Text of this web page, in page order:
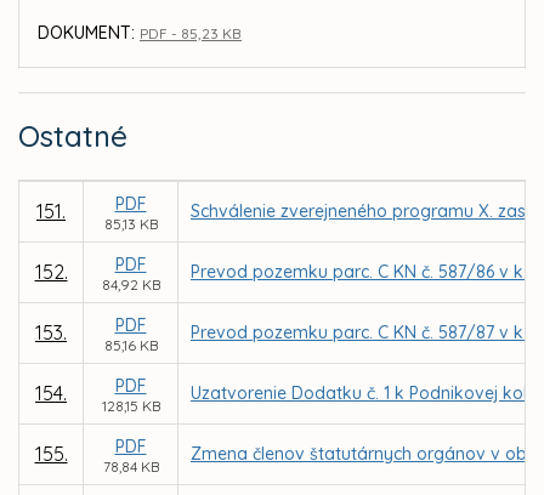
DOKUMENT: PDF - 85,23 KB
Ostatné
151. PDF
85,13 KB
Schválenie zverejneného programu X.
152. PDF
84,92 KB
Prevod pozemku parc. C KN č. 587/86 v
153. PDF
85,16 KB
Prevod pozemku parc. C KN č. 587/87 v
154. PDF
128,15 KB
Uzatvorenie Dodatku č. 1 k Podnikovej
155. PDF
78,84 KB
Zmena členov štatutárnych orgánov v